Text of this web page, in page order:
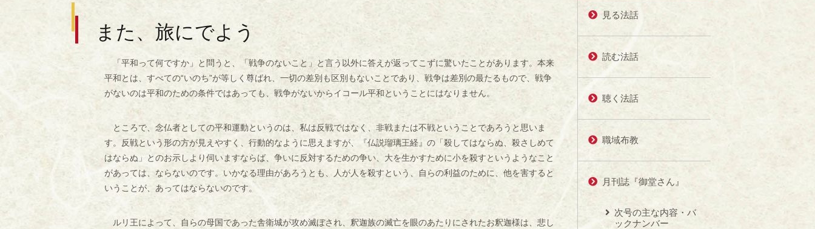
また、旅にでよう
「平和って何ですか」と問うと、「戦争のないこと」と言う以外に答えが返ってこずに驚いたことがあります。本来
平和とは、すべての“いのち”が等しく尊ばれ、一切の差別も区別もないことであり、戦争は差別の最たるもので、戦争
がないのは平和のための条件ではあっても、戦争がないからイコール平和ということにはなりません。
ところで、念仏者としての平和運動というのは、私は反戦ではなく、非戦または不戦ということであろうと思いま
す。反戦という形の方が見えやすく、行動的なように思えますが、『仏説瑠璃王経』の「殺してはならぬ、殺さしめて
はならぬ」とのお示しより伺いますならば、争いに反対するための争い、大を生かすために小を殺すというようなこと
があっては、ならないのです。いかなる理由があろうとも、人が人を殺すという、自らの利益のために、他を害すると
いうことが、あってはならないのです。
ルリ王によって、自らの母国であった舎衛城が攻め滅ぼされ、釈迦族の滅亡を眼のあたりにされたお釈迦様は、悲し
見る法話
読む法話
聴く法話
職域布教
月刊誌『御堂さん』
次号の主な内容・バ
ックナンバー